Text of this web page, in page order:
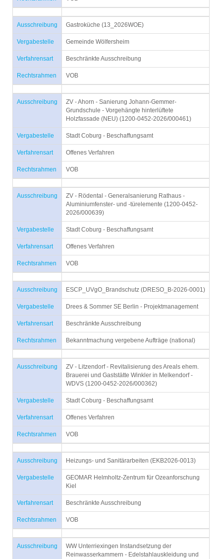
Ausschreibung Gastroküche (13_2026WOE)
Vergabestelle Gemeinde Wölfersheim
Verfahrensart Beschränkte Ausschreibung
Rechtsrahmen VOB
Ausschreibung
ZV - Ahorn - Sanierung Johann-Gemmer-
Grundschule - Vorgehängte hinterlüftete
Holzfassade (NEU) (1200-0452-2026/000461)
Vergabestelle Stadt Coburg - Beschaffungsamt
Verfahrensart Offenes Verfahren
Rechtsrahmen VOB
Ausschreibung
ZV - Rödental - Generalsanierung Rathaus -
Aluminiumfenster- und -türelemente (1200-0452-
2026/000639)
Vergabestelle Stadt Coburg - Beschaffungsamt
Verfahrensart Offenes Verfahren
Rechtsrahmen VOB
Ausschreibung ESCP_UVgO_Brandschutz (DRESO_B-2026-0001)
Vergabestelle Drees & Sommer SE Berlin - Projektmanagement
Verfahrensart Beschränkte Ausschreibung
Rechtsrahmen Bekanntmachung vergebene Aufträge (national)
Ausschreibung
ZV - Litzendorf - Revitalisierung des Areals ehem.
Brauerei und Gaststätte Winkler in Melkendorf -
WDVS (1200-0452-2026/000362)
Vergabestelle Stadt Coburg - Beschaffungsamt
Verfahrensart Offenes Verfahren
Rechtsrahmen VOB
Ausschreibung Heizungs- und Sanitärarbeiten (EKB2026-0013)
Vergabestelle
GEOMAR Helmholtz-Zentrum für Ozeanforschung
Kiel
Verfahrensart Beschränkte Ausschreibung
Rechtsrahmen VOB
Ausschreibung
WW Unterriexingen Instandsetzung der
Reinwasserkammern - Edelstahlauskleidung und